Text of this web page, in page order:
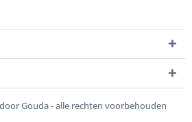
Gouda - alle rechten voorbehouden